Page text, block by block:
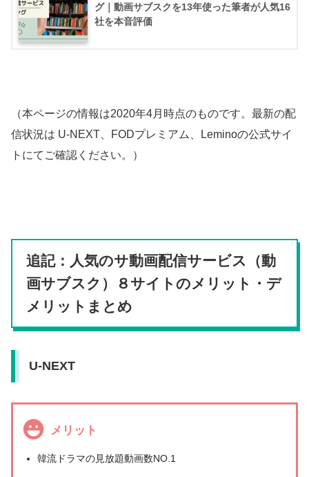
グ｜動画サブスクを13年使った筆者が人気16
社を本音評価
（本ページの情報は2020年4月時点のものです。最新の配
信状況は U-NEXT、FODプレミアム、Leminoの公式サイ
トにてご確認ください。）
追記：人気のサ動画配信サービス（動
画サブスク）８サイトのメリット・デ
メリットまとめ
U-NEXT
メリット
韓流ドラマの見放題動画数NO.1